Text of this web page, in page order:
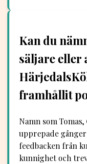
Kan du
säljare eller
framhållit
Namn som
upprepade
feedbacken från
kunnighet och